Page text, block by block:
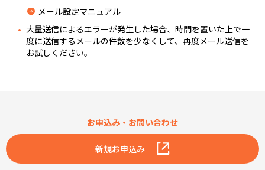
メール設定マニュアル
大量送信によるエラーが発生した場合、時間を置いた上で一
度に送信するメールの件数を少なくして、再度メール送信を
お試しください。
お申込み・お問い合わせ
新規お申込み